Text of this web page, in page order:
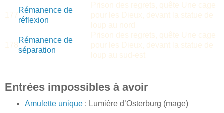
177
Rémanence de
réflexion
Prison des regrets, quête Une cage
pour les Dieux, devant la statue de
loup au nord
178
Rémanence de
séparation
Prison des regrets, quête Une cage
pour les Dieux, devant la statue de
loup au sud-est
Entrées impossibles à avoir
Amulette unique: Lumière d’Osterburg (mage)